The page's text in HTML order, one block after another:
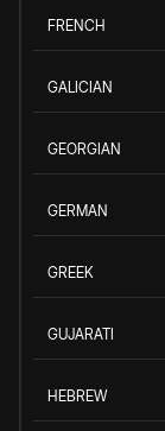
FRENCH
GALICIAN
GEORGIAN
GERMAN
GREEK
GUJARATI
HEBREW